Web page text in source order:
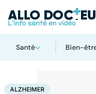
Santé Bien-
AccueilSanté Société
ALZHEIMER